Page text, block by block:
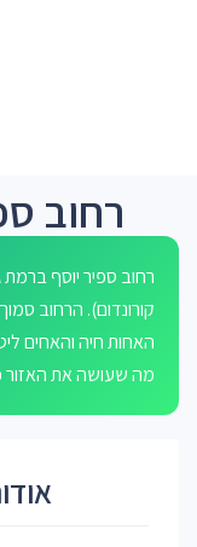
רחוב
רחוב ספיר יוסף
קורונדום). הרחוב
מה שעושה את האזור